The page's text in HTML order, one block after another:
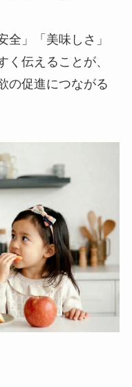
全」「美味しさ」
く伝えることが、
の促進につながる